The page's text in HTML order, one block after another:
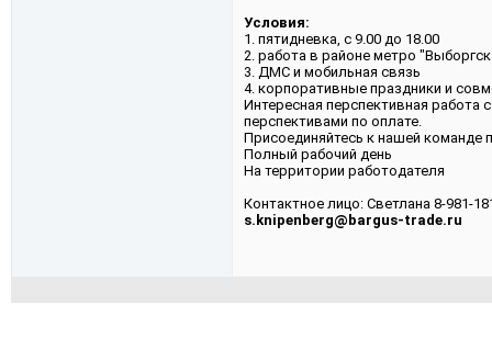
Условия:
1. пятидневка, с 9.00 до 18.00
2. работа в районе метро
3. ДМС и мобильная связь
4. корпоративные праздники и
Интересная перспективная
перспективами по оплате.
Присоединяйтесь к нашей команде
Полный рабочий день
На территории работодателя
Контактное лицо: Светлана 8-981-
s.knipenberg@bargus-trade.ru